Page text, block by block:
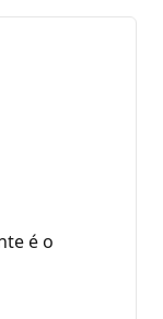
é o